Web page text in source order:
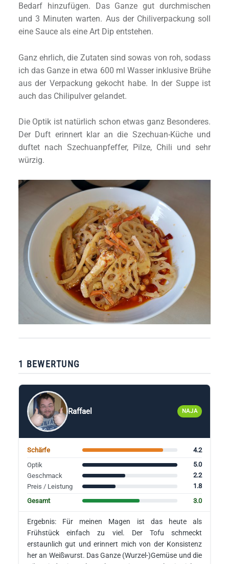
Bedarf hinzufügen. Das Ganze gut durchmischen
und 3 Minuten warten. Aus der Chiliverpackung soll
eine Sauce als eine Art Dip entstehen.
Ganz ehrlich, die Zutaten sind sowas von roh, sodass
ich das Ganze in etwa 600 ml Wasser inklusive Brühe
aus der Verpackung gekocht habe. In der Suppe ist
auch das Chilipulver gelandet.
Die Optik ist natürlich schon etwas ganz Besonderes.
Der Duft erinnert klar an die Szechuan-Küche und
duftet nach Szechuanpfeffer, Pilze, Chili und sehr
würzig.
1 BEWERTUNG
Raffael NAJA
Schärfe
4.2
Optik
5.0
Geschmack
2.2
Preis / Leistung
1.8
Gesamt
3.0
Ergebnis: Für meinen Magen ist das heute als
Frühstück einfach zu viel. Der Tofu schmeckt
erstaunlich gut und erinnert mich von der Konsistenz
her an Weißwurst. Das Ganze (Wurzel-)Gemüse und die